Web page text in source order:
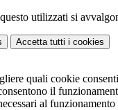
utilizzati si
Accetta tutti i cookies
quali cookie
il
al